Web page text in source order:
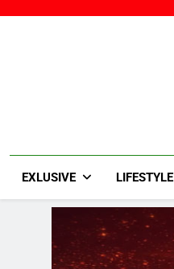
EXLUSIVE LIFESTYLE